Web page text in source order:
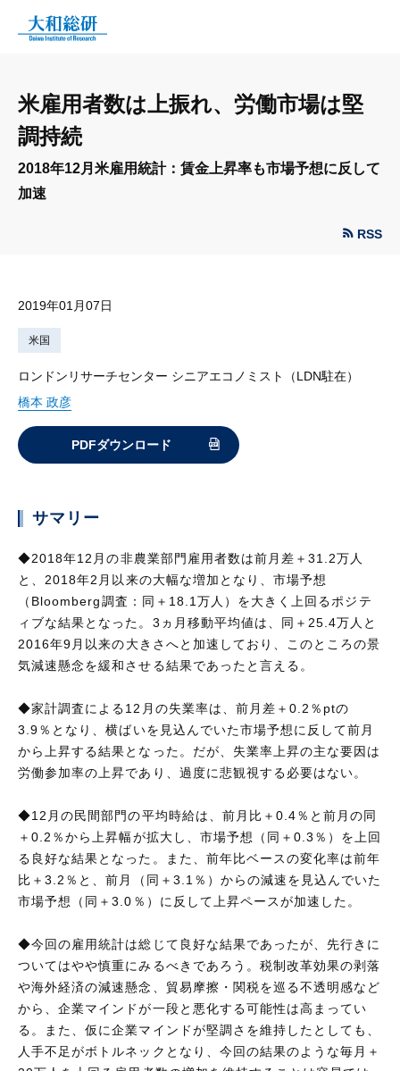
米雇用者数は上振れ、労働市場は堅
調持続
2018年12月米雇用統計：賃金上昇率も市場予想に反して
加速
RSS
2019年01月07日
米国
ロンドンリサーチセンター シニアエコノミスト（LDN駐在）
橋本 政彦
PDFダウンロード
サマリー
◆2018年12月の非農業部門雇用者数は前月差＋31.2万人
と、2018年2月以来の大幅な増加となり、市場予想
（Bloomberg調査：同＋18.1万人）を大きく上回るポジテ
ィブな結果となった。3ヵ月移動平均値は、同＋25.4万人と
2016年9月以来の大きさへと加速しており、このところの景
気減速懸念を緩和させる結果であったと言える。
◆家計調査による12月の失業率は、前月差＋0.2％ptの
3.9％となり、横ばいを見込んでいた市場予想に反して前月
から上昇する結果となった。だが、失業率上昇の主な要因は
労働参加率の上昇であり、過度に悲観視する必要はない。
◆12月の民間部門の平均時給は、前月比＋0.4％と前月の同
＋0.2％から上昇幅が拡大し、市場予想（同＋0.3％）を上回
る良好な結果となった。また、前年比ベースの変化率は前年
比＋3.2％と、前月（同＋3.1％）からの減速を見込んでいた
市場予想（同＋3.0％）に反して上昇ペースが加速した。
◆今回の雇用統計は総じて良好な結果であったが、先行きに
ついてはやや慎重にみるべきであろう。税制改革効果の剥落
や海外経済の減速懸念、貿易摩擦・関税を巡る不透明感など
から、企業マインドが一段と悪化する可能性は高まってい
る。また、仮に企業マインドが堅調さを維持したとしても、
人手不足がボトルネックとなり、今回の結果のような毎月＋